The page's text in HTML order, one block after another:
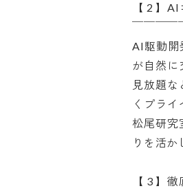
【 2 】
￣￣￣￣
AI駆動開
が自然
見放題
くプラ
松尾研究
りを活
【 3 】